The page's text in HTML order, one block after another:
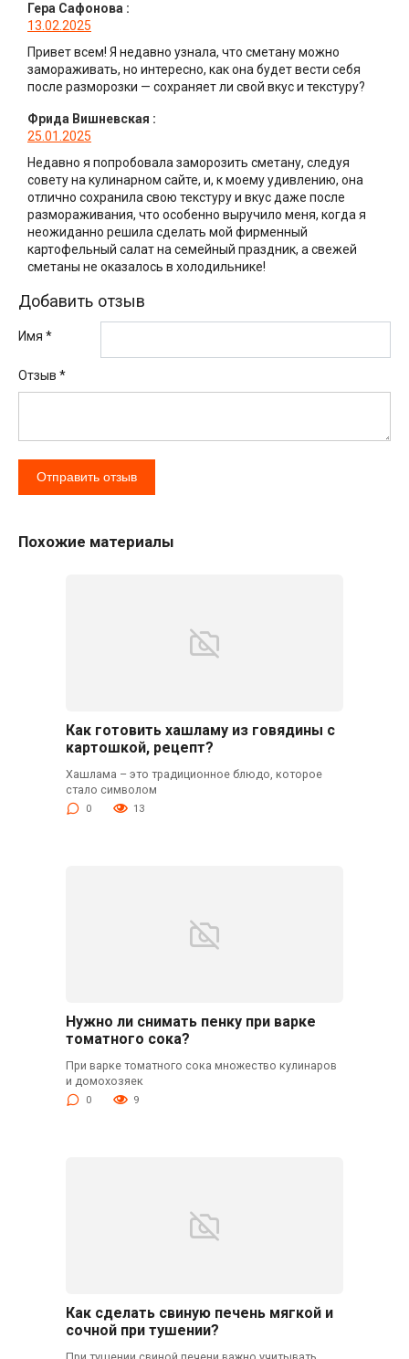
Гера Сафонова :
13.02.2025
Привет всем! Я недавно узнала, что сметану можно
замораживать, но интересно, как она будет вести себя
после разморозки — сохраняет ли свой вкус и текстуру?
Фрида Вишневская :
25.01.2025
Недавно я попробовала заморозить сметану, следуя
совету на кулинарном сайте, и, к моему удивлению, она
отлично сохранила свою текстуру и вкус даже после
размораживания, что особенно выручило меня, когда я
неожиданно решила сделать мой фирменный
картофельный салат на семейный праздник, а свежей
сметаны не оказалось в холодильнике!
Добавить отзыв
Имя *
Отзыв *
Похожие материалы
Как готовить хашламу из говядины с
картошкой, рецепт?
Хашлама – это традиционное блюдо, которое
стало символом
0 13
Нужно ли снимать пенку при варке
томатного сока?
При варке томатного сока множество кулинаров
и домохозяек
0 9
Как сделать свиную печень мягкой и
сочной при тушении?